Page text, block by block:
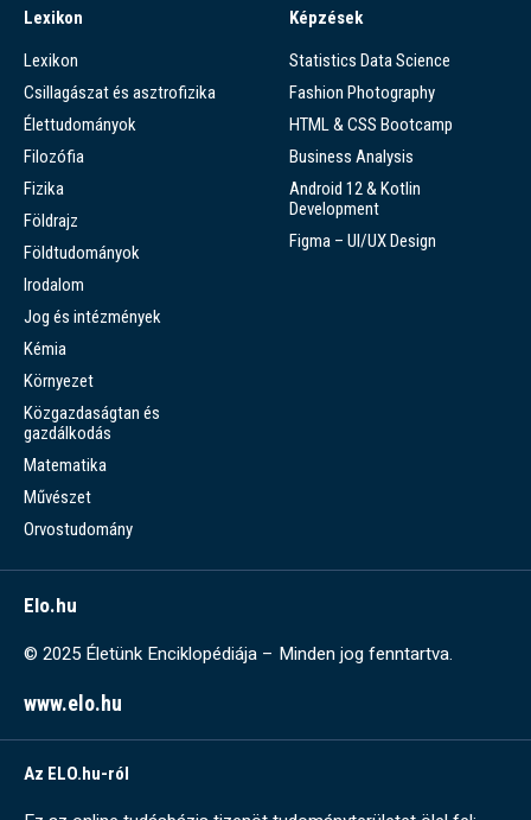
Lexikon
Lexikon
Csillagászat és asztrofizika
Élettudományok
Filozófia
Fizika
Földrajz
Földtudományok
Irodalom
Jog és intézmények
Kémia
Környezet
Közgazdaságtan és
gazdálkodás
Matematika
Művészet
Orvostudomány
Képzések
Statistics Data Science
Fashion Photography
HTML & CSS Bootcamp
Business Analysis
Android 12 & Kotlin
Development
Figma – UI/UX Design
Elo.hu
© 2025 Életünk Enciklopédiája – Minden jog fenntartva.
www.elo.hu
Az ELO.hu-ról